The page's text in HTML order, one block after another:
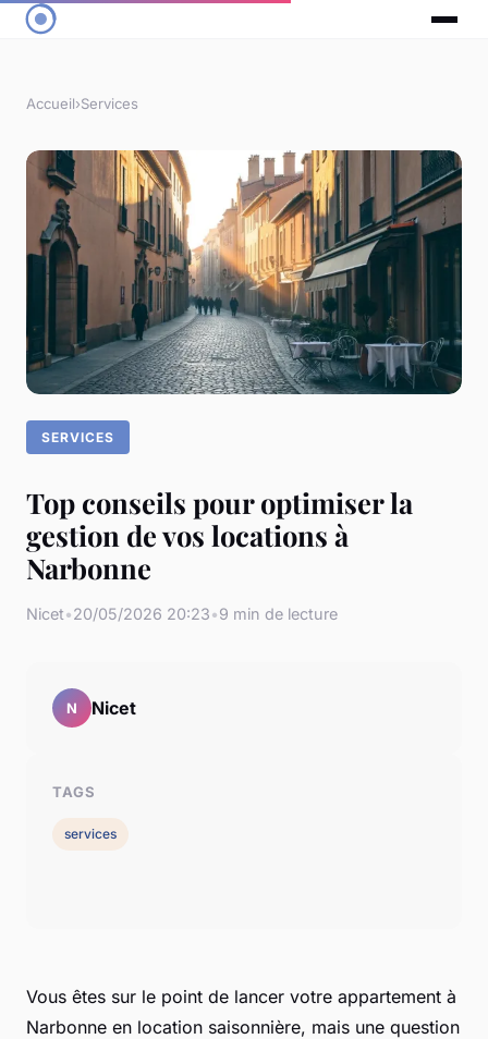
Accueil›Services
SERVICES
Top conseils pour optimiser la
gestion de vos locations à
Narbonne
Nicet•20/05/2026 20:23•9 min de lecture
Vous êtes sur le point de lancer votre appartement à
Narbonne en location saisonnière, mais une question
N Nicet
TAGS
services